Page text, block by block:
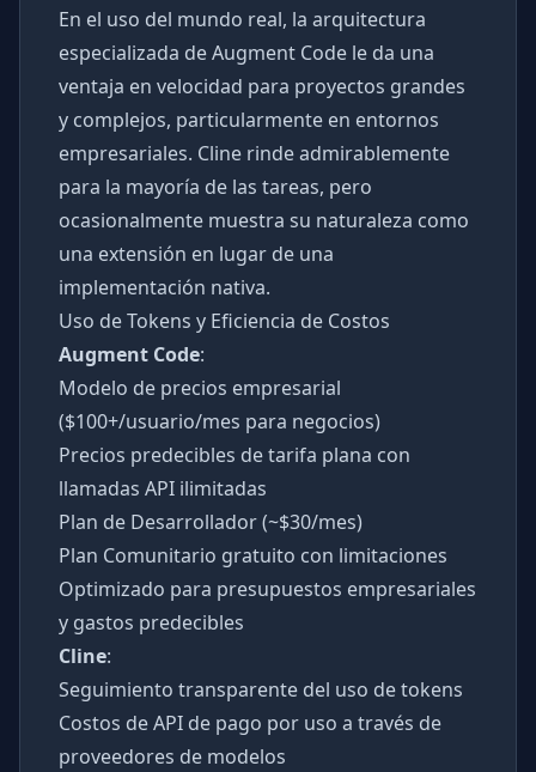
En el uso del mundo real, la arquitectura
especializada de Augment Code le da una
ventaja en velocidad para proyectos grandes
y complejos, particularmente en entornos
empresariales. Cline rinde admirablemente
para la mayoría de las tareas, pero
ocasionalmente muestra su naturaleza como
una extensión en lugar de una
implementación nativa.
Uso de Tokens y Eficiencia de Costos
Augment Code:
Modelo de precios empresarial
($100+/usuario/mes para negocios)
Precios predecibles de tarifa plana con
llamadas API ilimitadas
Plan de Desarrollador (~$30/mes)
Plan Comunitario gratuito con limitaciones
Optimizado para presupuestos empresariales
y gastos predecibles
Cline:
Seguimiento transparente del uso de tokens
Costos de API de pago por uso a través de
proveedores de modelos